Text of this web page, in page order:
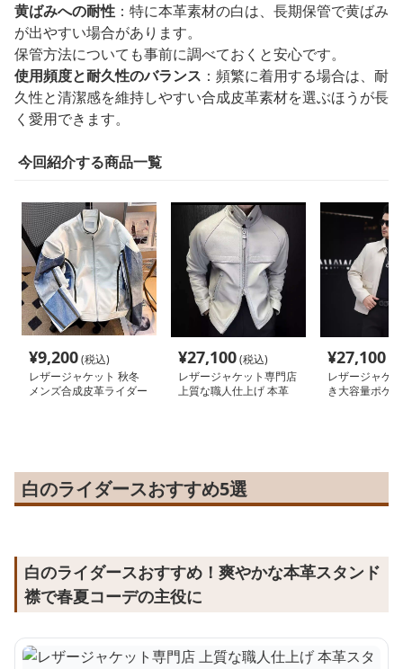
黄ばみへの耐性 ：特に本革素材の白は、長期保管で黄ばみ
が出やすい場合があります。
保管方法についても事前に調べておくと安心です。
使用頻度と耐久性のバランス ：頻繁に着用する場合は、耐
久性と清潔感を維持しやすい合成皮革素材を選ぶほうが長
く愛用できます。
今回紹介する商品一覧
¥9,200(税込)
レザージャケット 秋冬
メンズ合成皮革ライダー
¥27,100(税込)
レザージャケット専門店
上質な職人仕上げ 本革
¥27,100
レザージャケ
き大容量ポケ
白のライダースおすすめ5選
白のライダースおすすめ！爽やかな本革スタンド
襟で春夏コーデの主役に